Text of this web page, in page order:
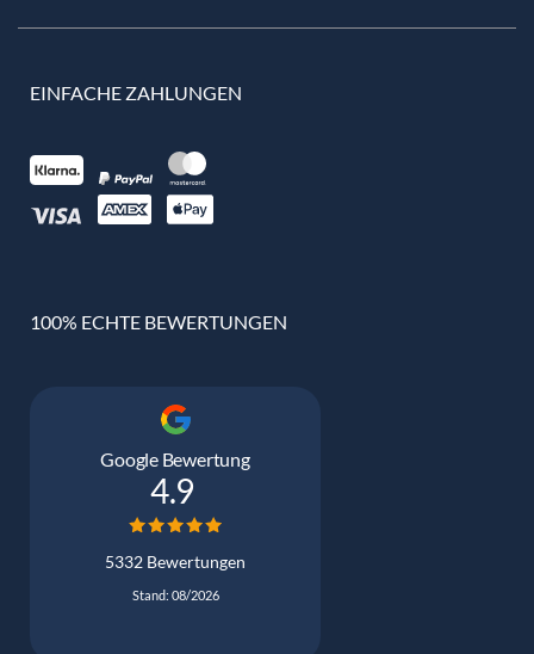
EINFACHE ZAHLUNGEN
100% ECHTE BEWERTUNGEN
Google Bewertung
4.9
5332 Bewertungen
Stand: 08/2026